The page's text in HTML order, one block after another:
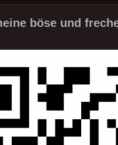
böse und